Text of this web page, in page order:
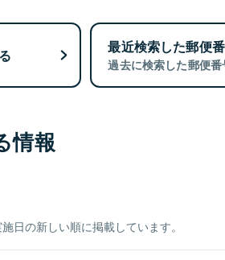
最近検索した郵便
過去に検索した郵便番
情報
日の新しい順に掲載しています。